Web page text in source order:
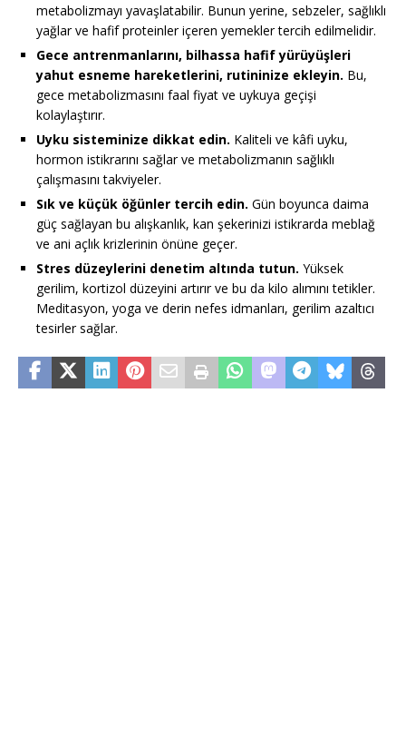
metabolizmayı yavaşlatabilir. Bunun yerine, sebzeler, sağlıklı
yağlar ve hafif proteinler içeren yemekler tercih edilmelidir.
Gece antrenmanlarını, bilhassa hafif yürüyüşleri
yahut esneme hareketlerini, rutininize ekleyin. Bu,
gece metabolizmasını faal fiyat ve uykuya geçişi
kolaylaştırır.
Uyku sisteminize dikkat edin. Kaliteli ve kâfi uyku,
hormon istikrarını sağlar ve metabolizmanın sağlıklı
çalışmasını takviyeler.
Sık ve küçük öğünler tercih edin. Gün boyunca daima
güç sağlayan bu alışkanlık, kan şekerinizi istikrarda meblağ
ve ani açlık krizlerinin önüne geçer.
Stres düzeylerini denetim altında tutun. Yüksek
gerilim, kortizol düzeyini artırır ve bu da kilo alımını tetikler.
Meditasyon, yoga ve derin nefes idmanları, gerilim azaltıcı
tesirler sağlar.